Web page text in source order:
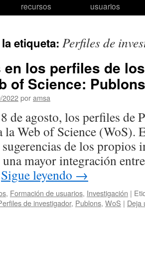
recursos
usuarios
etiqueta: Perfiles de
en los perfiles de
of Science: Publons
2022poramsa
de agosto, los perfiles de
la Web of Science (WoS).
de los propios
mayor integración
Sigue leyendo →
, Formación de usuarios, Investigación |
de investigador, Publons, WoS | Deja